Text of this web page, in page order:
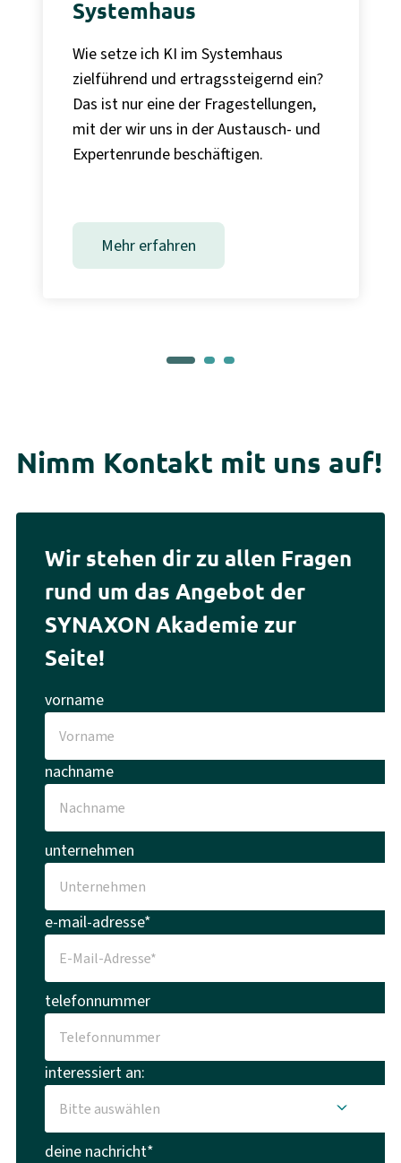
Systemhaus
Wie setze ich KI im Systemhaus
zielführend und ertragssteigernd ein?
Das ist nur eine der Fragestellungen,
mit der wir uns in der Austausch- und
Expertenrunde beschäftigen.
Mehr erfahren
Nimm Kontakt mit uns auf!
Wir stehen dir zu allen Fragen
rund um das Angebot der
SYNAXON Akademie zur
Seite!
vorname
nachname
unternehmen
e-mail-adresse*
telefonnummer
interessiert an:
deine nachricht*